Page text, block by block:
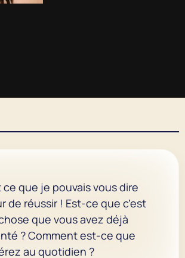
que je pouvais vous dire
de réussir ! Est-ce que c’est
que vous avez déjà
? Comment est-ce que
au quotidien ?